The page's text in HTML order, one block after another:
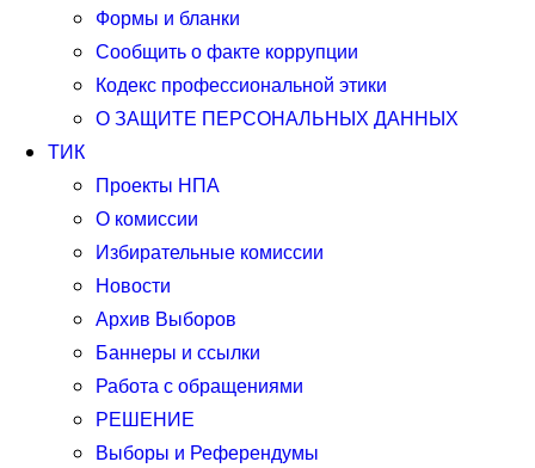
Формы и бланки
Сообщить о факте коррупции
Кодекс профессиональной этики
О ЗАЩИТЕ ПЕРСОНАЛЬНЫХ ДАННЫХ
ТИК
Проекты НПА
О комиссии
Избирательные комиссии
Новости
Архив Выборов
Баннеры и ссылки
Работа с обращениями
РЕШЕНИЕ
Выборы и Референдумы